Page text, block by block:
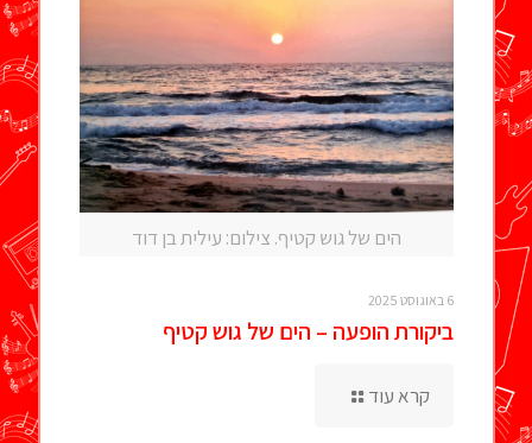
הים של גוש קטיף. צילום: עילית בן דוד
6 באוגוסט 2025
ביקורת הופעה – הים של גוש קטיף
קרא עוד